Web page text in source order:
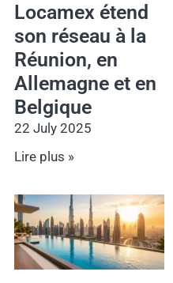
Locamex étend
son réseau à la
Réunion, en
Allemagne et en
Belgique
22 July 2025
Lire plus »